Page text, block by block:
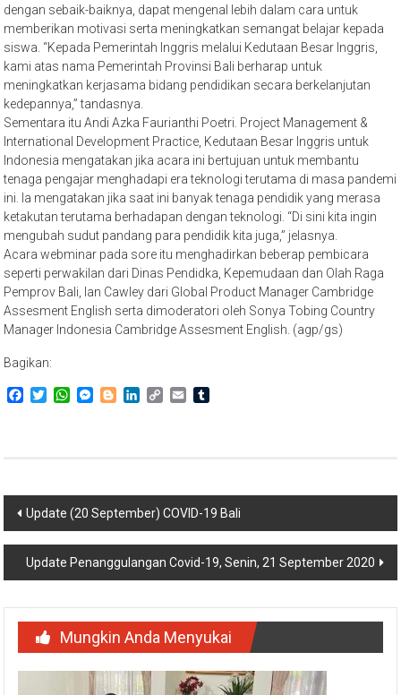
dengan sebaik-baiknya, dapat mengenal lebih dalam cara untuk
memberikan motivasi serta meningkatkan semangat belajar kepada
siswa. “Kepada Pemerintah Inggris melalui Kedutaan Besar Inggris,
kami atas nama Pemerintah Provinsi Bali berharap untuk
meningkatkan kerjasama bidang pendidikan secara berkelanjutan
kedepannya,” tandasnya.
Sementara itu Andi Azka Faurianthi Poetri. Project Management &
International Development Practice, Kedutaan Besar Inggris untuk
Indonesia mengatakan jika acara ini bertujuan untuk membantu
tenaga pengajar menghadapi era teknologi terutama di masa pandemi
ini. Ia mengatakan jika saat ini banyak tenaga pendidik yang merasa
ketakutan terutama berhadapan dengan teknologi. “Di sini kita ingin
mengubah sudut pandang para pendidik kita juga,” jelasnya.
Acara webminar pada sore itu menghadirkan beberap pembicara
seperti perwakilan dari Dinas Pendidka, Kepemudaan dan Olah Raga
Pemprov Bali, Ian Cawley dari Global Product Manager Cambridge
Assesment English serta dimoderatori oleh Sonya Tobing Country
Manager Indonesia Cambridge Assesment English. (agp/gs)
Bagikan:
Facebook
TwitterWhatsApp
Messenger
BloggerLinkedIn
Copy Email
Navigasi
pos
Update (20 September) COVID-19 Bali
Update Penanggulangan Covid-19, Senin, 21 September 2020
Mungkin Anda Menyukai